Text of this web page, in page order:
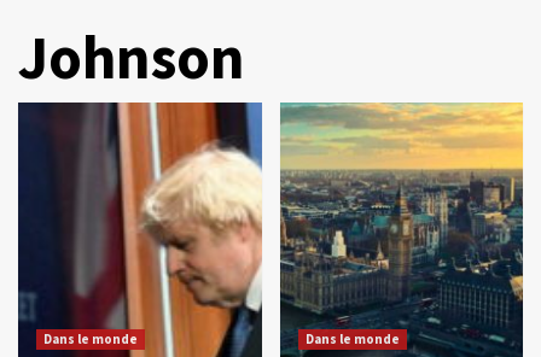
Johnson
Dans le monde Dans le monde